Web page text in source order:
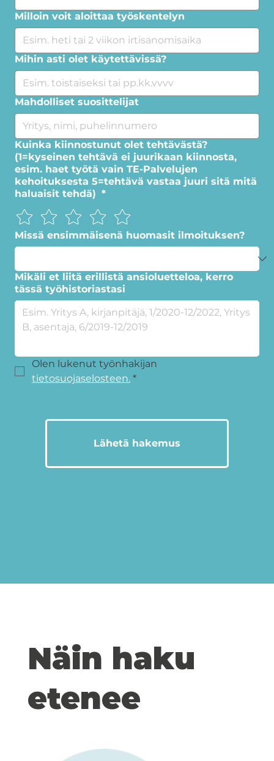
Milloin voit aloittaa työskentelyn
Mihin asti olet käytettävissä?
Mahdolliset suosittelijat
Kuinka kiinnostunut olet tehtävästä?
(1=kyseinen tehtävä ei juurikaan kiinnosta,
esim. haet työtä vain TE-Palvelujen
kehoituksesta 5=tehtävä vastaa juuri sitä mitä
haluaisit tehdä) *
Missä ensimmäisenä huomasit ilmoituksen?
Mikäli et liitä erillistä ansioluetteloa, kerro
tässä työhistoriastasi
tietosuojaselosteen. *
Lähetä hakemus
Näin haku
etenee